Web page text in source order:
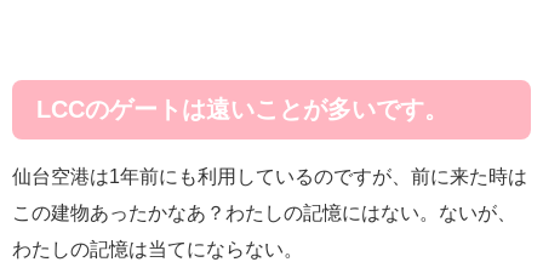
LCCのゲートは遠いことが多いです。
仙台空港は1年前にも利用しているのですが、前に来た時は
この建物あったかなあ？わたしの記憶にはない。ないが、
わたしの記憶は当てにならない。